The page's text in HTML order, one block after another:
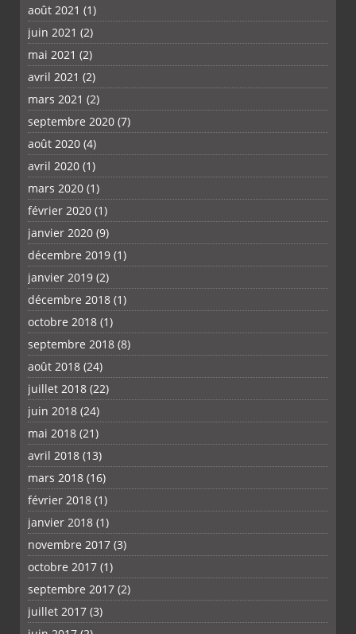
août 2021 (1)
juin 2021 (2)
mai 2021 (2)
avril 2021 (2)
mars 2021 (2)
septembre 2020 (7)
août 2020 (4)
avril 2020 (1)
mars 2020 (1)
février 2020 (1)
janvier 2020 (9)
décembre 2019 (1)
janvier 2019 (2)
décembre 2018 (1)
octobre 2018 (1)
septembre 2018 (8)
août 2018 (24)
juillet 2018 (22)
juin 2018 (24)
mai 2018 (21)
avril 2018 (13)
mars 2018 (16)
février 2018 (1)
janvier 2018 (1)
novembre 2017 (3)
octobre 2017 (1)
septembre 2017 (2)
juillet 2017 (3)